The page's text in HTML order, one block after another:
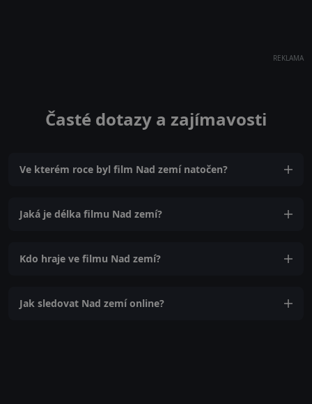
REKLAMA
Časté dotazy a zajímavosti
Ve kterém roce byl film Nad zemí natočen?
Jaká je délka filmu Nad zemí?
Kdo hraje ve filmu Nad zemí?
Jak sledovat Nad zemí online?